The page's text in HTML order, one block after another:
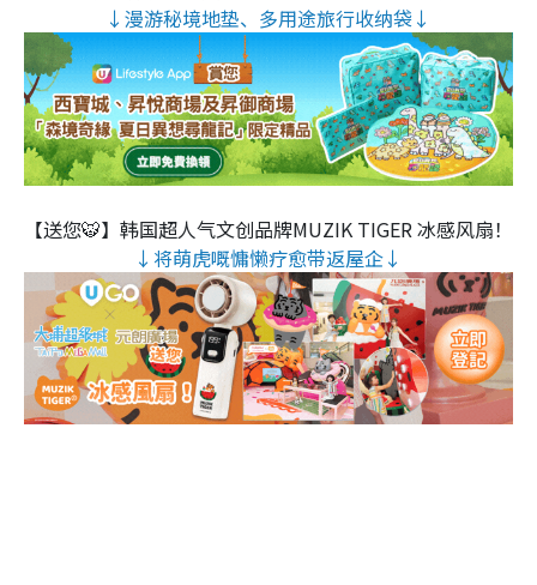
↓漫游秘境地垫、多用途旅行收纳袋↓
【送您🐯】韩国超人气文创品牌MUZIK TIGER 冰感风扇！
↓将萌虎嘅慵懒疗愈带返屋企↓